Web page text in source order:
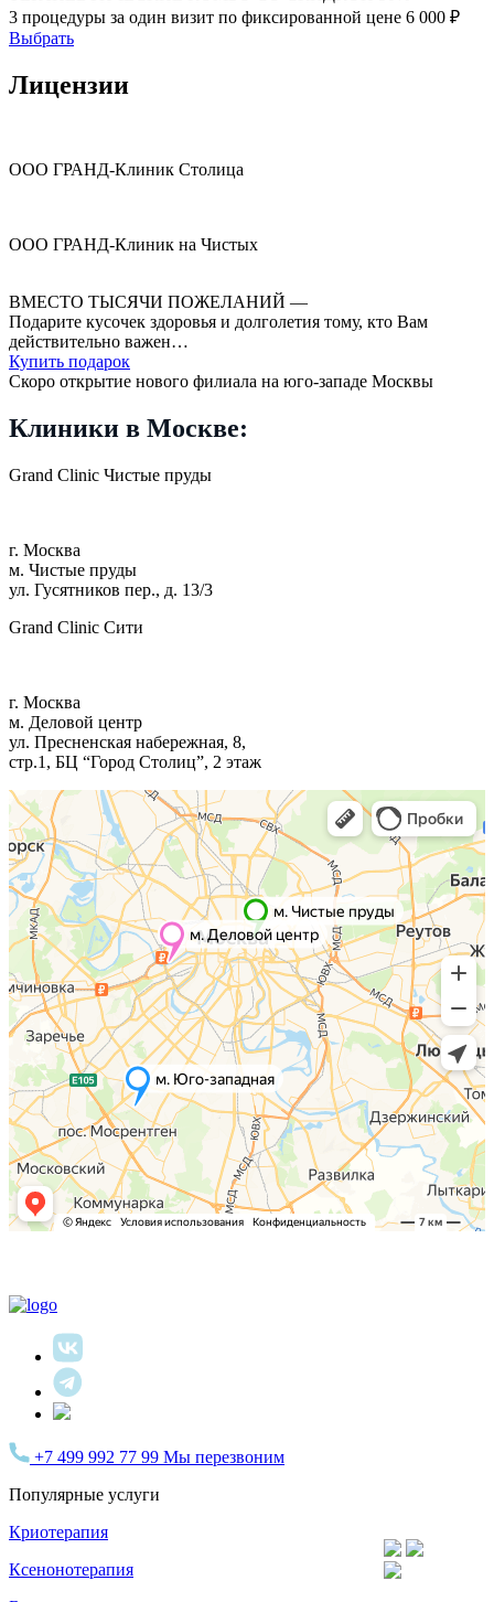
3 процедуры за один визит по фиксированной цене 6 000 ₽
Выбрать
Лицензии
ООО ГРАНД-Клиник Столица
ООО ГРАНД-Клиник на Чистых
ВМЕСТО ТЫСЯЧИ ПОЖЕЛАНИЙ —
Подарите кусочек здоровья и долголетия тому, кто Вам
действительно важен…
Купить подарок
Скоро открытие нового филиала на юго-западе Москвы
Клиники в Москве:
Grand Clinic Чистые пруды
г. Москва
м. Чистые пруды
ул. Гусятников пер., д. 13/3
Grand Clinic Сити
г. Москва
м. Деловой центр
ул. Пресненская набережная, 8,
стр.1, БЦ “Город Столиц”, 2 этаж
+7 499 992 77 99 Мы перезвоним
Популярные услуги
Криотерапия
Ксенонотерапия